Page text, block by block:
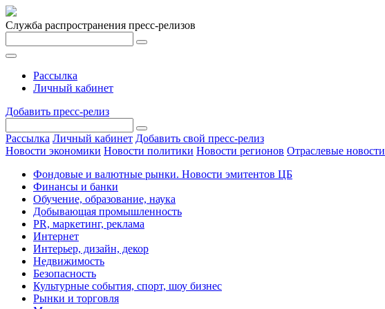
Служба распространения пресс-релизов
Рассылка
Личный кабинет
Добавить пресс-релиз
Рассылка Личный кабинет Добавить свой пресс-релиз
Новости экономики Новости политики Новости регионов Отраслевые новости
Фондовые и валютные рынки. Новости эмитентов ЦБ
Финансы и банки
Обучение, образование, наука
Добывающая промышленность
PR, маркетинг, реклама
Интернет
Интерьер, дизайн, декор
Недвижимость
Безопасность
Культурные события, спорт, шоу бизнес
Рынки и торговля